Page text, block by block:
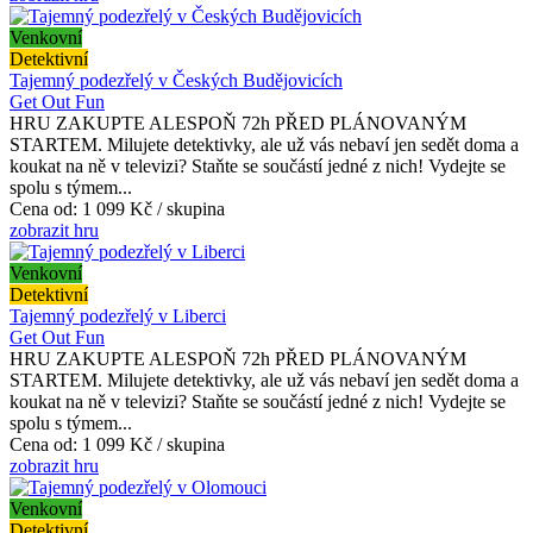
Venkovní
Detektivní
Tajemný podezřelý v Českých Budějovicích
Get Out Fun
HRU ZAKUPTE ALESPOŇ 72h PŘED PLÁNOVANÝM
STARTEM. Milujete detektivky, ale už vás nebaví jen sedět doma a
koukat na ně v televizi? Staňte se součástí jedné z nich! Vydejte se
spolu s týmem...
Cena od: 1 099 Kč / skupina
zobrazit hru
Venkovní
Detektivní
Tajemný podezřelý v Liberci
Get Out Fun
HRU ZAKUPTE ALESPOŇ 72h PŘED PLÁNOVANÝM
STARTEM. Milujete detektivky, ale už vás nebaví jen sedět doma a
koukat na ně v televizi? Staňte se součástí jedné z nich! Vydejte se
spolu s týmem...
Cena od: 1 099 Kč / skupina
zobrazit hru
Venkovní